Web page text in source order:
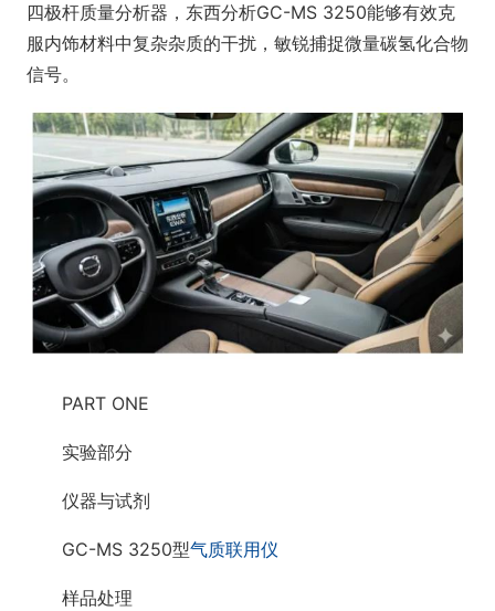
四极杆质量分析器，东西分析GC-MS 3250能够有效克
服内饰材料中复杂杂质的干扰，敏锐捕捉微量碳氢化合物
信号。
PART ONE
实验部分
仪器与试剂
GC-MS 3250型气质联用仪
样品处理